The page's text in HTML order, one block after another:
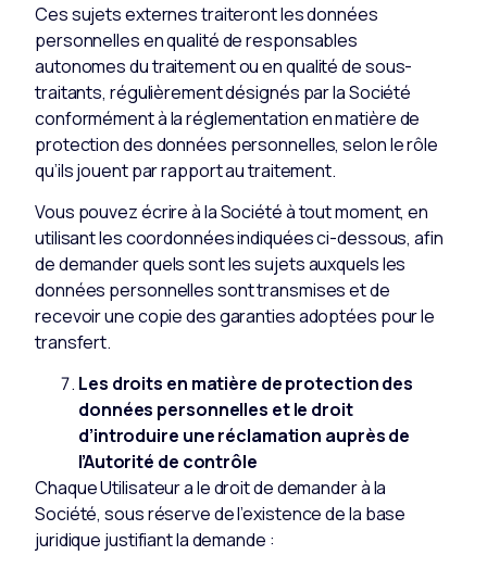
Ces sujets externes traiteront les données
personnelles en qualité de responsables
autonomes du traitement ou en qualité de sous-
traitants, régulièrement désignés par la Société
conformément à la réglementation en matière de
protection des données personnelles, selon le rôle
qu’ils jouent par rapport au traitement.
Vous pouvez écrire à la Société à tout moment, en
utilisant les coordonnées indiquées ci-dessous, afin
de demander quels sont les sujets auxquels les
données personnelles sont transmises et de
recevoir une copie des garanties adoptées pour le
transfert.
Les droits en matière de protection des
données personnelles et le droit
d’introduire une réclamation auprès de
l’Autorité de contrôle
Chaque Utilisateur a le droit de demander à la
Société, sous réserve de l’existence de la base
juridique justifiant la demande :